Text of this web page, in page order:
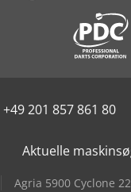
+49 201 857 861 80
Aktuelle
Agria 5900 Cyclone 22